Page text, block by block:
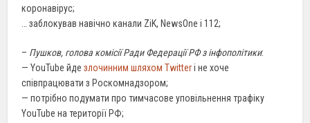
коронавірус;
… заблокував навічно канали ZiK, NewsOne і 112;
– Пушков, голова комісії Ради Федерації РФ з інфополітики:
— YouTube йдезлочинним шляхом Twitterі не хоче
співпрацювати з Роскомнадзором;
— потрібно подумати про тимчасове уповільнення трафіку
YouTube на території РФ;